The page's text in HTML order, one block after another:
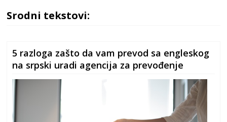
Srodni tekstovi:
5 razloga zašto da vam prevod sa engleskog
na srpski uradi agencija za prevođenje